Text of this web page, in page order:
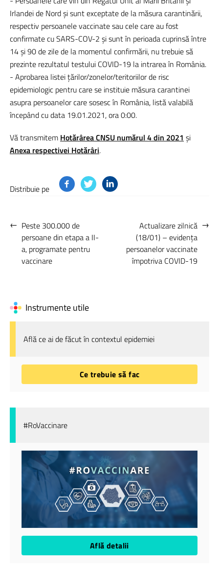
Irlandei de Nord și sunt exceptate de la măsura carantinării,
respectiv persoanele vaccinate sau cele care au fost
confirmate cu SARS-COV-2 și sunt în perioada cuprinsă între
14 și 90 de zile de la momentul confirmării, nu trebuie să
prezinte rezultatul testului COVID-19 la intrarea în România.
- Aprobarea listei țărilor/zonelor/teritoriilor de risc
epidemiologic pentru care se instituie măsura carantinei
asupra persoanelor care sosesc în România, listă valabilă
începând cu data 19.01.2021, ora 0:00.
Vă transmitem Hotărârea CNSU numărul 4 din 2021 și
Anexa respectivei Hotărâri.
Distribuie pe
← Peste 300.000 de
persoane din etapa a II-
a, programate pentru
vaccinare
Actualizare zilnică
(18/01) – evidența
persoanelor vaccinate
împotriva COVID-19
→
Instrumente utile
Află ce ai de făcut în contextul epidemiei
Ce trebuie să fac
#RoVaccinare
Află detalii